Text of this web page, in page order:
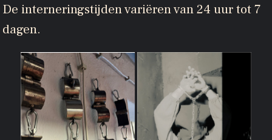
De interneringstijden variëren van 24 uur tot 7
dagen.